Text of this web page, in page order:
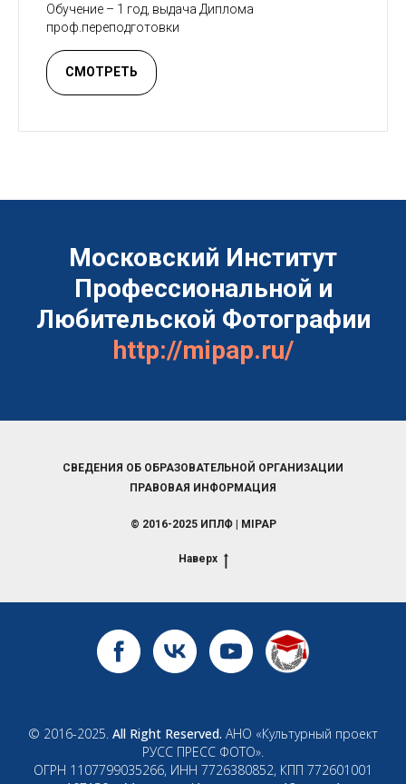
Обучение – 1 год, выдача Диплома
проф.переподготовки
СМОТРЕТЬ
Московский Институт
Профессиональной и
Любительской Фотографии
http://mipap.ru/
СВЕДЕНИЯ ОБ ОБРАЗОВАТЕЛЬНОЙ ОРГАНИЗАЦИИ
ПРАВОВАЯ ИНФОРМАЦИЯ
© 2016-2025 ИПЛФ | MIPAP
Наверх
© 2016-2025. All Right Reserved. АНО «Культурный проект
РУСС ПРЕСС ФОТО».
ОГРН 1107799035266, ИНН 7726380852, КПП 772601001